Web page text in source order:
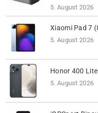
5. August 2026
Xiaomi Pad 7
5. August 2026
Honor 400
5. August 2026